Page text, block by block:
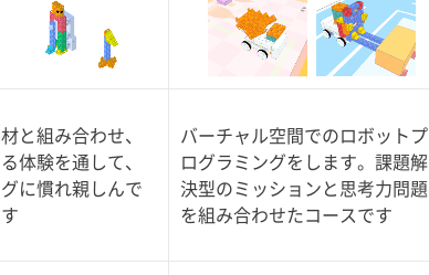
と組み合わせ、
体験を通して、
に慣れ親しんで
バーチャル空間でのロボットプ
ログラミングをします。課題解
決型のミッションと思考力問題
を組み合わせたコースです